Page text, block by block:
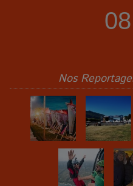
08
Nos